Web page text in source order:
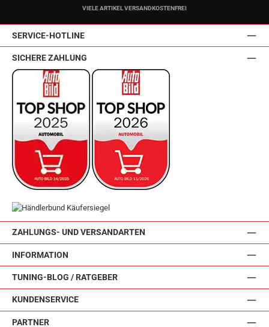
VIELE ARTIKEL VERSANDKOSTENFREI
SERVICE-HOTLINE
ZAHLUNGS- UND VERSANDARTEN
INFORMATION
TUNING-BLOG / RATGEBER
KUNDENSERVICE
SICHERE ZAHLUNG
PARTNER